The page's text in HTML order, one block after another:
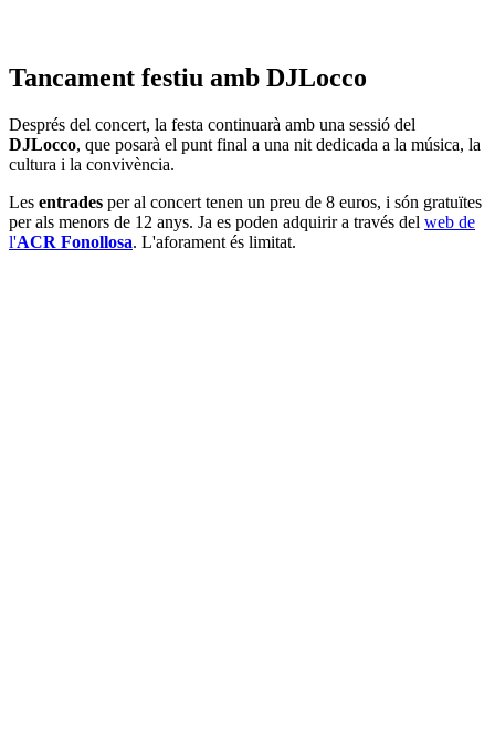
Tancament festiu amb DJLocco
Després del concert, la festa continuarà amb una sessió del
DJLocco, que posarà el punt final a una nit dedicada a la música, la
cultura i la convivència.
Les entrades per al concert tenen un preu de 8 euros, i són gratuïtes
per als menors de 12 anys. Ja es poden adquirir a través del web de
l'ACR Fonollosa. L'aforament és limitat.